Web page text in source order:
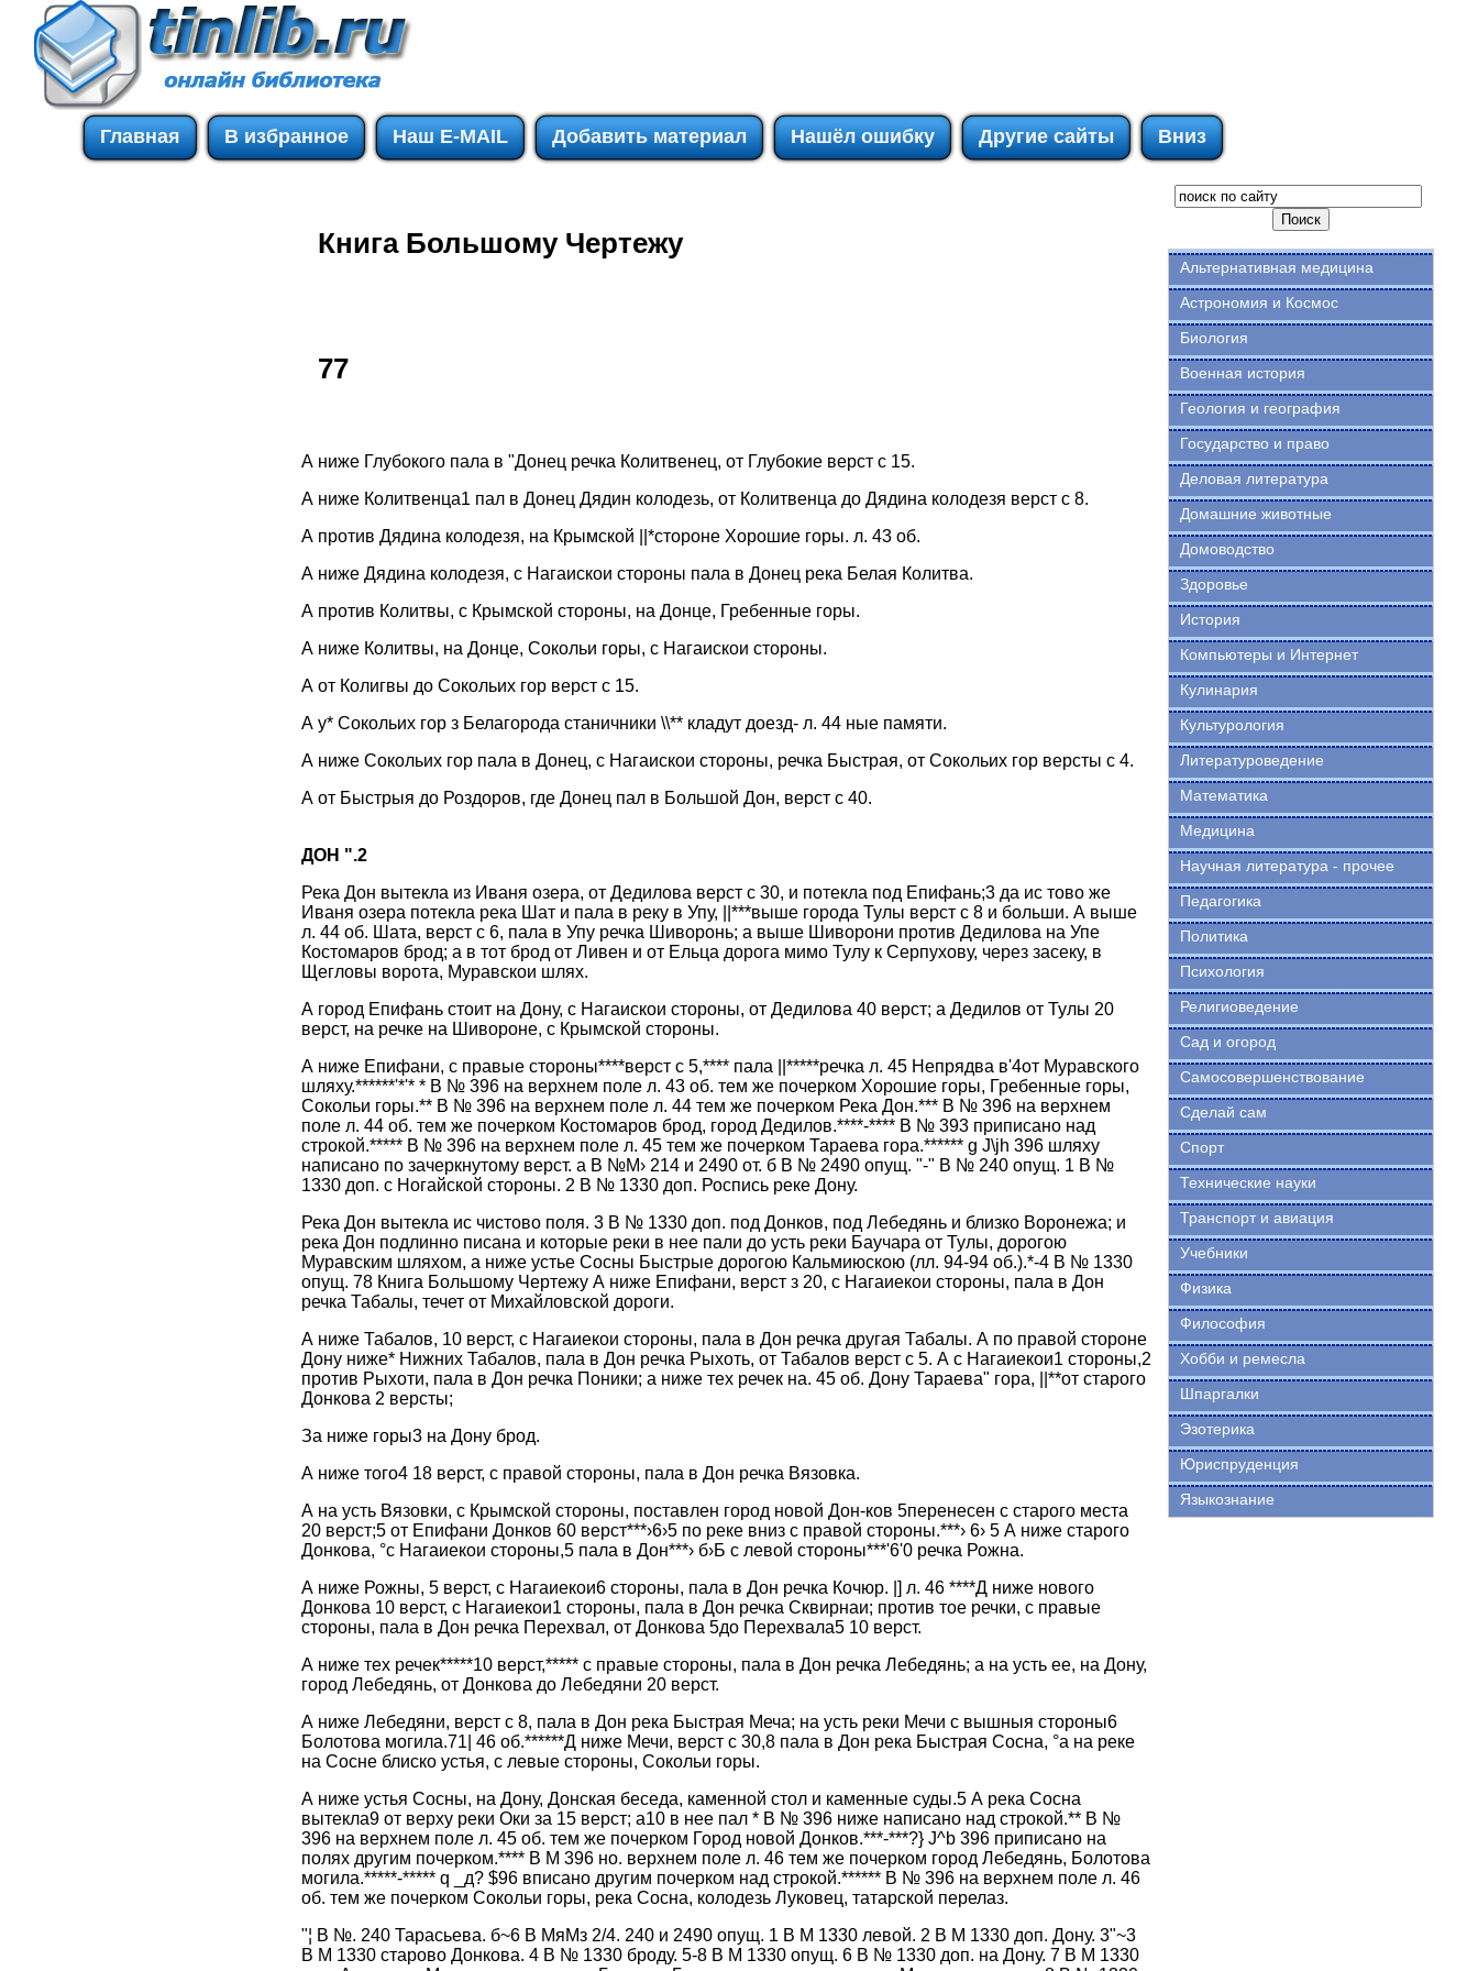
Главная В избранное Наш E-MAIL Добавить материал Нашёл ошибку Другие сайты Вниз
Книга Большому Чертежу
77
А ниже Глубокого пала в "Донец речка Колитвенец, от Глубокие верст с 15.
А ниже Колитвенца1 пал в Донец Дядин колодезь, от Колитвенца до Дядина колодезя верст с 8.
А против Дядина колодезя, на Крымской ||*стороне Хорошие горы. л. 43 об.
А ниже Дядина колодезя, с Нагаискои стороны пала в Донец река Белая Колитва.
А против Колитвы, с Крымской стороны, на Донце, Гребенные горы.
А ниже Колитвы, на Донце, Сокольи горы, с Нагаискои стороны.
А от Колигвы до Сокольих гор верст с 15.
А у* Сокольих гор з Белагорода станичники \\** кладут доезд- л. 44 ные памяти.
А ниже Сокольих гор пала в Донец, с Нагаискои стороны, речка Быстрая, от Сокольих гор версты с 4.
А от Быстрыя до Роздоров, где Донец пал в Большой Дон, верст с 40.
ДОН ".2
Река Дон вытекла из Иваня озера, от Дедилова верст с 30, и потекла под Епифань;3 да ис тово же
Иваня озера потекла река Шат и пала в реку в Упу, ||***выше города Тулы верст с 8 и больши. А выше
л. 44 об. Шата, верст с 6, пала в Упу речка Шиворонь; а выше Шиворони против Дедилова на Упе
Костомаров брод; а в тот брод от Ливен и от Ельца дорога мимо Тулу к Серпухову, через засеку, в
Щегловы ворота, Муравскои шлях.
А город Епифань стоит на Дону, с Нагаискои стороны, от Дедилова 40 верст; а Дедилов от Тулы 20
верст, на речке на Шивороне, с Крымской стороны.
А ниже Епифани, с правые стороны****верст с 5,**** пала ||*****речка л. 45 Непрядва в'4от Муравского
шляху.******'*'* * В № 396 на верхнем поле л. 43 об. тем же почерком Хорошие горы, Гребенные горы,
Сокольи горы.** В № 396 на верхнем поле л. 44 тем же почерком Река Дон.*** В № 396 на верхнем
поле л. 44 об. тем же почерком Костомаров брод, город Дедилов.****-**** В № 393 приписано над
строкой.***** В № 396 на верхнем поле л. 45 тем же почерком Тараева гора.****** g J\jh 396 шляху
написано по зачеркнутому верст. а В №М› 214 и 2490 от. б В № 2490 опущ. "-" В № 240 опущ. 1 В №
1330 доп. с Ногайской стороны. 2 В № 1330 доп. Роспись реке Дону.
Река Дон вытекла ис чистово поля. 3 В № 1330 доп. под Донков, под Лебедянь и близко Воронежа; и
река Дон подлинно писана и которые реки в нее пали до усть реки Баучара от Тулы, дорогою
Муравским шляхом, а ниже устье Сосны Быстрые дорогою Кальмиюскою (лл. 94-94 об.).*-4 В № 1330
опущ. 78 Книга Большому Чертежу А ниже Епифани, верст з 20, с Нагаиекои стороны, пала в Дон
речка Табалы, течет от Михайловской дороги.
А ниже Табалов, 10 верст, с Нагаиекои стороны, пала в Дон речка другая Табалы. А по правой стороне
Дону ниже* Нижних Табалов, пала в Дон речка Рыхоть, от Табалов верст с 5. А с Нагаиекои1 стороны,2
против Рыхоти, пала в Дон речка Поники; а ниже тех речек на. 45 об. Дону Тараева" гора, ||**от старого
Донкова 2 версты;
За ниже горы3 на Дону брод.
А ниже того4 18 верст, с правой стороны, пала в Дон речка Вязовка.
А на усть Вязовки, с Крымской стороны, поставлен город новой Дон-ков 5перенесен с старого места
20 верст;5 от Епифани Донков 60 верст***›6›5 по реке вниз с правой стороны.***› 6› 5 А ниже старого
Донкова, °с Нагаиекои стороны,5 пала в Дон***› б›Б с левой стороны***'6'0 речка Рожна.
А ниже Рожны, 5 верст, с Нагаиекои6 стороны, пала в Дон речка Кочюр. |] л. 46 ****Д ниже нового
Донкова 10 верст, с Нагаиекои1 стороны, пала в Дон речка Сквирнаи; против тое речки, с правые
стороны, пала в Дон речка Перехвал, от Донкова 5до Перехвала5 10 верст.
А ниже тех речек*****10 верст,***** с правые стороны, пала в Дон речка Лебедянь; а на усть ее, на Дону,
город Лебедянь, от Донкова до Лебедяни 20 верст.
А ниже Лебедяни, верст с 8, пала в Дон река Быстрая Меча; на усть реки Мечи с вышныя стороны6
Болотова могила.71| 46 об.******Д ниже Мечи, верст с 30,8 пала в Дон река Быстрая Сосна, °а на реке
на Сосне блиско устья, с левые стороны, Сокольи горы.
А ниже устья Сосны, на Дону, Донская беседа, каменной стол и каменные суды.5 А река Сосна
вытекла9 от верху реки Оки за 15 верст; а10 в нее пал * В № 396 ниже написано над строкой.** В №
396 на верхнем поле л. 45 об. тем же почерком Город новой Донков.***-***?} J^b 396 приписано на
полях другим почерком.**** В М 396 но. верхнем поле л. 46 тем же почерком город Лебедянь, Болотова
могила.*****-***** q _д? $96 вписано другим почерком над строкой.****** В № 396 на верхнем поле л. 46
об. тем же почерком Сокольи горы, река Сосна, колодезь Луковец, татарской перелаз.
"¦ В №. 240 Тарасьева. б~6 В МяМз 2/4. 240 и 2490 опущ. 1 В М 1330 левой. 2 В М 1330 доп. Дону. 3"~3
В М 1330 старово Донкова. 4 В № 1330 броду. 5-8 В М 1330 опущ. 6 В № 1330 доп. на Дону. 7 В М 1330
Альтернативная медицина
Астрономия и Космос
Биология
Военная история
Геология и география
Государство и право
Деловая литература
Домашние животные
Домоводство
Здоровье
История
Компьютеры и Интернет
Кулинария
Культурология
Литературоведение
Математика
Медицина
Научная литература - прочее
Педагогика
Политика
Психология
Религиоведение
Сад и огород
Самосовершенствование
Сделай сам
Спорт
Технические науки
Транспорт и авиация
Учебники
Физика
Философия
Хобби и ремесла
Шпаргалки
Эзотерика
Юриспруденция
Языкознание